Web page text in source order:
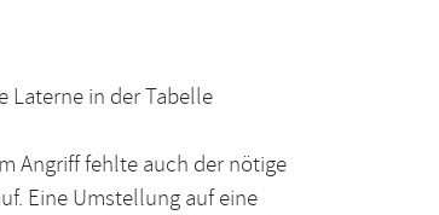
Laterne in der Tabelle
Angriff fehlte auch der nötige
Eine Umstellung auf eine